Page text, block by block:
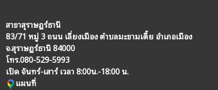
สาขาสุราษฎร์ธานี
83/71 หมู่ 3 ถนน เลี่ยงเมือง ตำบลมะขามเตี้ย อำเภอเมือง
จ.สุราษฎร์ธานี 84000
โทร.080-529-5993
เปิด จันทร์-เสาร์ เวลา 8:00น.-18:00 น.
แผนที่